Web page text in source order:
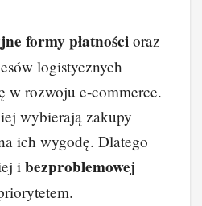
formy płatności oraz
logistycznych
w rozwoju e-commerce.
wybierają zakupy
ich wygodę. Dlatego
i bezproblemowej